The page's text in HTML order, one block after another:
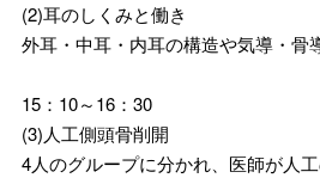
(2)耳のしくみと働き
外耳・中耳・内耳の構造や気導・骨
15：10～16：30
(3)人工側頭骨削開
4人のグループに分かれ、医師が人工